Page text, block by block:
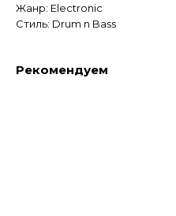
Жанр: Electronic
Стиль: Drum n Bass
Рекомендуем